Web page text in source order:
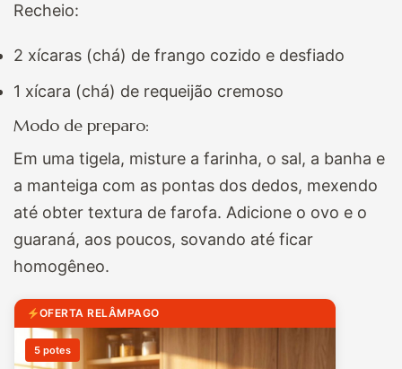
Recheio:
2 xícaras (chá) de frango cozido e desfiado
1 xícara (chá) de requeijão cremoso
Modo de preparo:
Em uma tigela, misture a farinha, o sal, a banha e
a manteiga com as pontas dos dedos, mexendo
até obter textura de farofa. Adicione o ovo e o
guaraná, aos poucos, sovando até ficar
homogêneo.
OFERTA RELÂMPAGO
5 potes